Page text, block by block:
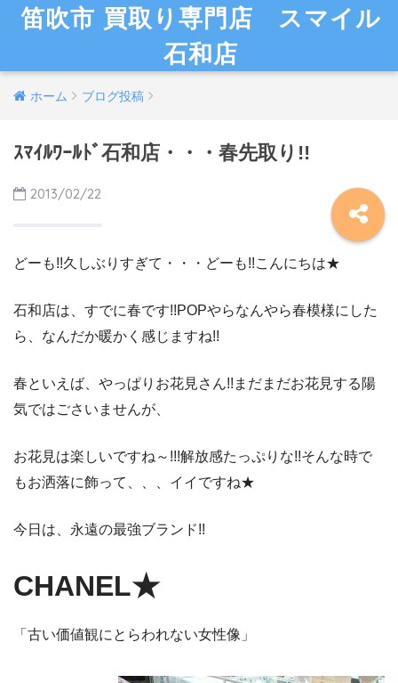
笛吹市 買取り専門店 スマイル
石和店
ホーム ブログ投稿
ｽﾏｲﾙﾜｰﾙﾄﾞ石和店・・・春先取り!!
2013/02/22
どーも!!久しぶりすぎて・・・どーも!!こんにちは★
石和店は、すでに春です!!POPやらなんやら春模様にした
ら、なんだか暖かく感じますね!!
春といえば、やっぱりお花見さん!!まだまだお花見する陽
気ではごさいませんが、
お花見は楽しいですね～!!!解放感たっぷりな!!そんな時で
もお洒落に飾って、、、イイですね★
今日は、永遠の最強ブランド!!
CHANEL★
「古い価値観にとらわれない女性像」